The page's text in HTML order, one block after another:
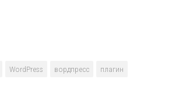
WordPress вордпресс плагин